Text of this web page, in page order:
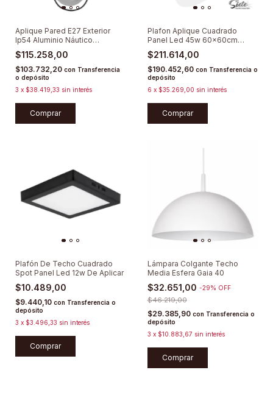
Aplique Pared E27 Exterior
Ip54 Aluminio Náutico
Industrial
$115.258,00
$103.732,20 con Transferencia
o depósito
3 x $38.419,33 sin interés
Comprar
Plafon Aplique Cuadrado
Panel Led 45w 60x60cm
Dimerizable
$211.614,00
$190.452,60 con Transferencia o
depósito
6 x $35.269,00 sin interés
Comprar
Plafón De Techo Cuadrado
Spot Panel Led 12w De Aplicar
$10.489,00
$9.440,10 con Transferencia o
depósito
3 x $3.496,33 sin interés
Comprar
Lámpara Colgante Techo
Media Esfera Gaia 40
$32.651,00 -29% OFF
$46.219,00
$29.385,90 con Transferencia o
depósito
3 x $10.883,67 sin interés
Comprar